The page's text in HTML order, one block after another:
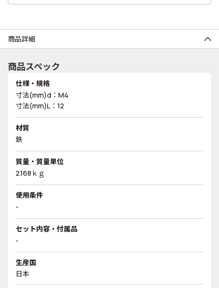
商品詳細
商品スペック
仕様・規格
寸法(mm)d：M4
寸法(mm)L：12
材質
鉄
質量・質量単位
2.168ｋｇ
使用条件
-
セット内容・付属品
-
生産国
日本